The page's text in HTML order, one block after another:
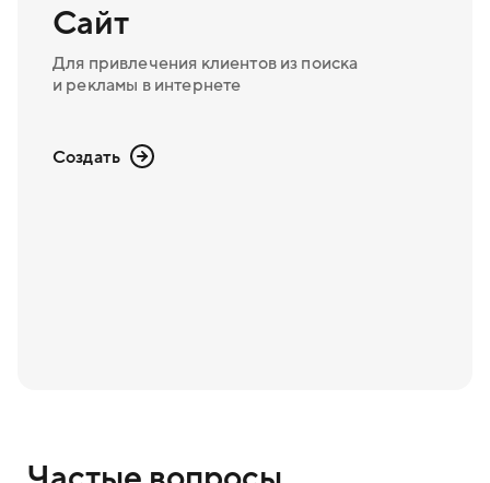
Сайт
Для привлечения клиентов из поиска
и рекламы в интернете
Создать